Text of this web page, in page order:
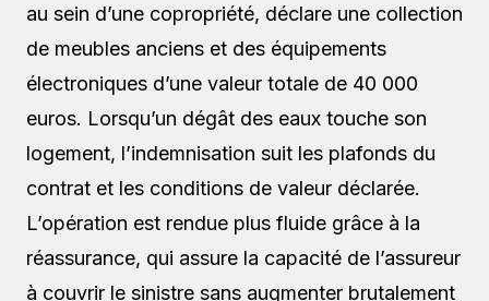
au sein d’une copropriété, déclare une collection
de meubles anciens et des équipements
électroniques d’une valeur totale de 40 000
euros. Lorsqu’un dégât des eaux touche son
logement, l’indemnisation suit les plafonds du
contrat et les conditions de valeur déclarée.
L’opération est rendue plus fluide grâce à la
réassurance, qui assure la capacité de l’assureur
à couvrir le sinistre sans augmenter brutalement